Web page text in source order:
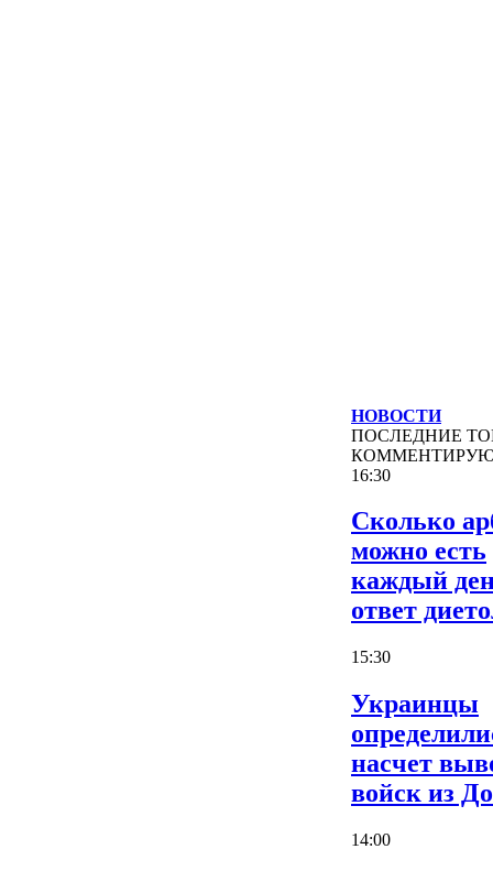
НОВОСТИ
ПОСЛЕДНИЕ
16:30
Сколько
можно есть
каждый
ответ
15:30
Украинцы
насчет
войск из
14:00